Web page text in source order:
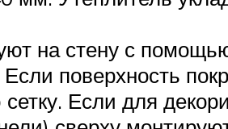
на стену с
поверхность
Если для